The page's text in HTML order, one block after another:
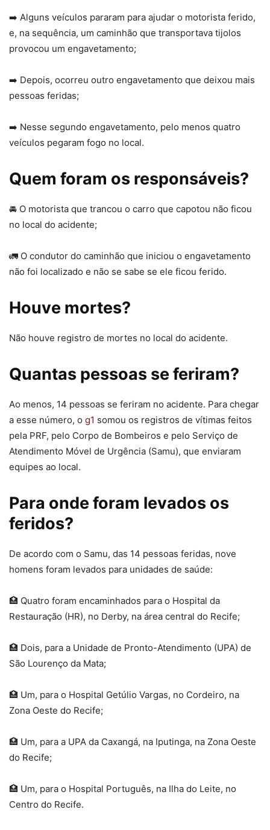
➡️ Alguns veículos pararam para ajudar o motorista ferido,
e, na sequência, um caminhão que transportava tijolos
provocou um engavetamento;
➡️ Depois, ocorreu outro engavetamento que deixou mais
pessoas feridas;
➡️ Nesse segundo engavetamento, pelo menos quatro
veículos pegaram fogo no local.
Quem foram os responsáveis?
🚘 O motorista que trancou o carro que capotou não ficou
no local do acidente;
🚛 O condutor do caminhão que iniciou o engavetamento
não foi localizado e não se sabe se ele ficou ferido.
Houve mortes?
Não houve registro de mortes no local do acidente.
Quantas pessoas se feriram?
Ao menos, 14 pessoas se feriram no acidente. Para chegar
a esse número, o g1 somou os registros de vítimas feitos
pela PRF, pelo Corpo de Bombeiros e pelo Serviço de
Atendimento Móvel de Urgência (Samu), que enviaram
equipes ao local.
Para onde foram levados os
feridos?
De acordo com o Samu, das 14 pessoas feridas, nove
homens foram levados para unidades de saúde:
🏥 Quatro foram encaminhados para o Hospital da
Restauração (HR), no Derby, na área central do Recife;
🏥 Dois, para a Unidade de Pronto-Atendimento (UPA) de
São Lourenço da Mata;
🏥 Um, para o Hospital Getúlio Vargas, no Cordeiro, na
Zona Oeste do Recife;
🏥 Um, para a UPA da Caxangá, na Iputinga, na Zona Oeste
do Recife;
🏥 Um, para o Hospital Português, na Ilha do Leite, no
Centro do Recife.